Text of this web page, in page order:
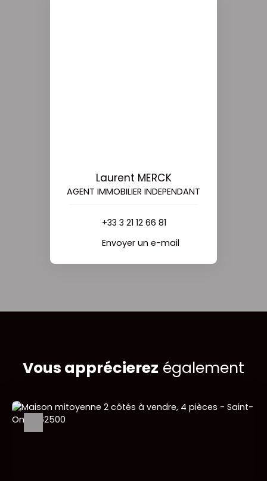
Laurent MERCK
AGENT IMMOBILIER INDEPENDANT
+33 3 21 12 66 81
Envoyer un e-mail
Vous apprécierez également